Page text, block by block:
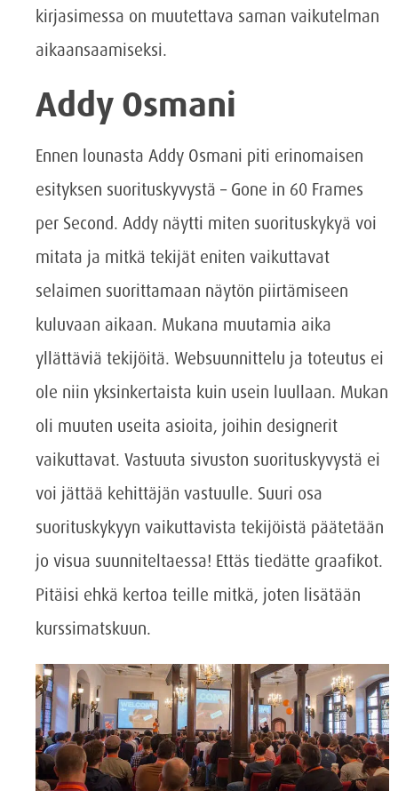
kirjasimessa on muutettava saman vaikutelman
aikaansaamiseksi.
Addy Osmani
Ennen lounasta Addy Osmani piti erinomaisen
esityksen suorituskyvystä – Gone in 60 Frames
per Second. Addy näytti miten suorituskykyä voi
mitata ja mitkä tekijät eniten vaikuttavat
selaimen suorittamaan näytön piirtämiseen
kuluvaan aikaan. Mukana muutamia aika
yllättäviä tekijöitä. Websuunnittelu ja toteutus ei
ole niin yksinkertaista kuin usein luullaan. Mukan
oli muuten useita asioita, joihin designerit
vaikuttavat. Vastuuta sivuston suorituskyvystä ei
voi jättää kehittäjän vastuulle. Suuri osa
suorituskykyyn vaikuttavista tekijöistä päätetään
jo visua suunniteltaessa! Ettäs tiedätte graafikot.
Pitäisi ehkä kertoa teille mitkä, joten lisätään
kurssimatskuun.